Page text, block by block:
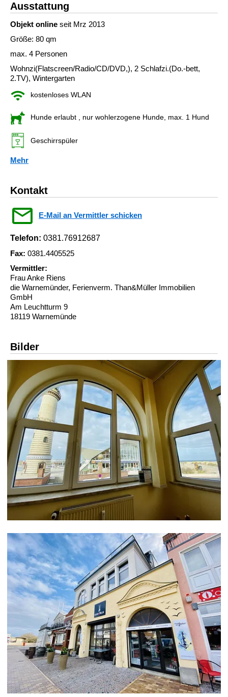
Ausstattung
Objekt online seit Mrz 2013
Größe: 80 qm
max. 4 Personen
Wohnzi(Flatscreen/Radio/CD/DVD,), 2 Schlafzi.(Do.-bett,
2.TV), Wintergarten
kostenloses WLAN
Hunde erlaubt , nur wohlerzogene Hunde, max. 1 Hund
Geschirrspüler
Mehr
Kontakt
E-Mail an Vermittler schicken
Telefon: 0381.76912687
Fax: 0381.4405525
Vermittler:
Frau Anke Riens
die Warnemünder, Ferienverm. Than&Müller Immobilien
GmbH
Am Leuchtturm 9
18119 Warnemünde
Bilder